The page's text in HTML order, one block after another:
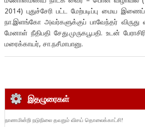
2014) புதுச்சேரி பட்ட மேற்படிப்பு மைய
நா.இளங்கோ அவர்களுக்குப் பாவேந்தர் விருது
மேனாள் நீதிபதி சேது.முருகபூபதி. உடன்
மரைக்காயர், சா.நசீமாபானு.
இதழுரைகள்
நாணமின்றி நடுநிலை தவறும் விசய் தொலைக்காட்சி!